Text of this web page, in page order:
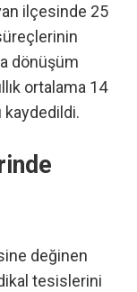
ilçesinde 25
dönüşüm
ortalama 14
kaydedildi.
değinen
tesislerini